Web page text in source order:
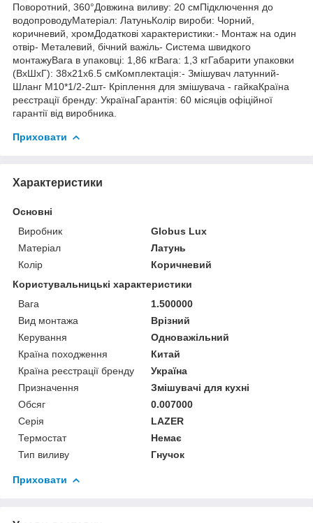
Поворотний, 360°Довжина виливу: 20 смПідключення до
водопроводуМатеріал: ЛатуньКолір вироби: Чорний,
коричневий, хромДодаткові характеристики:- Монтаж на один
отвір- Металевий, бічний важіль- Система швидкого
монтажуВага в упаковці: 1,86 кгВага: 1,3 кгГабарити упаковки
(ВхШхГ): 38х21х6.5 смКомплектація:- Змішувач латунний-
Шланг М10*1/2-2шт- Кріплення для змішувача - гайкаКраїна
реєстрації бренду: УкраїнаГарантія: 60 місяців офіційної
гарантії від виробника.
Приховати
Характеристики
Основні
Виробник
Globus Lux
Матеріал
Латунь
Колір
Коричневий
Користувальницькі характеристики
Вага
1.500000
Вид монтажа
Врізний
Керування
Одноважільний
Країна походження
Китай
Країна реєстрації бренду
Україна
Призначення
Змішувачі для кухні
Обсяг
0.007000
Серія
LAZER
Термостат
Немає
Тип виливу
Гнучок
Приховати